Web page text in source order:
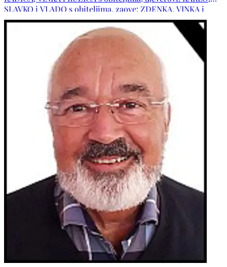
SLAVKO i VLADO s obiteljima, zaove: ZDENKA, VINKA i
SLAVA s obiteljima, obitelj pok. djevera BOŽE, obitelji pok.
zaova NADE, DRAGICE i BRANKE, obitelji: IVANKOVIĆ,
MIKULIĆ, VERHOEVEN, DRAŠKIĆ, PINJUH, MATIJEVIĆ,
BARTEL, VUKOJA, ŠUNJIĆ, KATURA, GRUBIŠIĆ, BILIĆ te
ostala mnogobrojna rodbina, kumovi, susjedi i prijatelji.